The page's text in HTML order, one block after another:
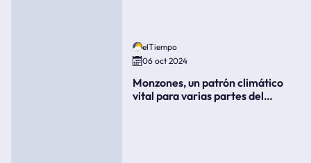
elTiempo
06 oct 2024
Monzones, un patrón climático
vital para varias partes del